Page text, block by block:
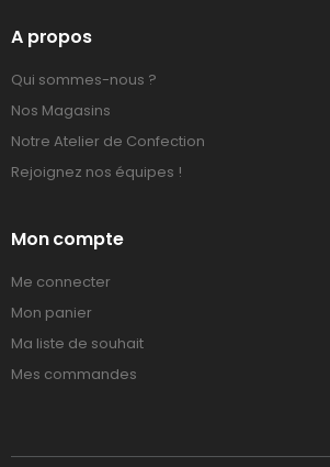
A propos
Qui sommes-nous ?
Nos Magasins
Notre Atelier de Confection
Rejoignez nos équipes !
Mon compte
Me connecter
Mon panier
Ma liste de souhait
Mes commandes